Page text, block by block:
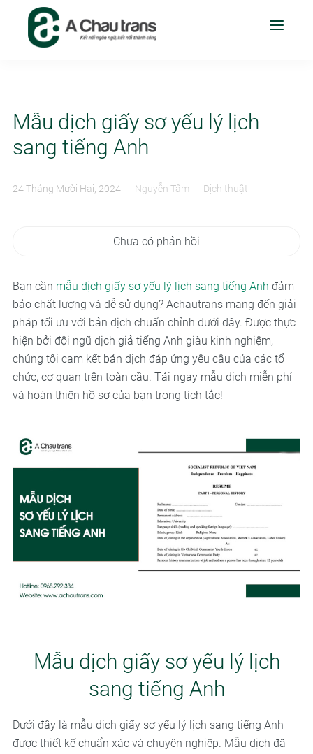
Mẫu dịch giấy sơ yếu lý lịch
sang tiếng Anh
24 Tháng Mười Hai, 2024 Nguyễn Tâm Dịch thuật
Chưa có phản hồi
Bạn cần mẫu dịch giấy sơ yếu lý lịch sang tiếng Anh đảm
bảo chất lượng và dễ sử dụng? Achautrans mang đến giải
pháp tối ưu với bản dịch chuẩn chỉnh dưới đây. Được thực
hiện bởi đội ngũ dịch giả tiếng Anh giàu kinh nghiệm,
chúng tôi cam kết bản dịch đáp ứng yêu cầu của các tổ
chức, cơ quan trên toàn cầu. Tải ngay mẫu dịch miễn phí
và hoàn thiện hồ sơ của bạn trong tích tắc!
Mẫu dịch giấy sơ yếu lý lịch
sang tiếng Anh
Dưới đây là mẫu dịch giấy sơ yếu lý lịch sang tiếng Anh
được thiết kế chuẩn xác và chuyên nghiệp. Mẫu dịch đã